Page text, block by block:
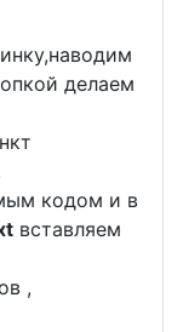
делаем
кодом и в
вставляем
,